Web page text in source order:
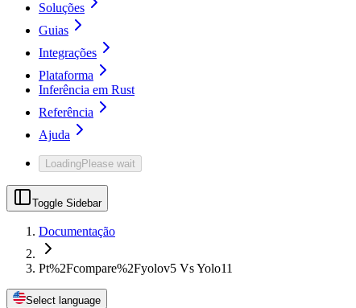
Soluções
Guias
Integrações
Plataforma
Inferência em Rust
Referência
Ajuda
LoadingPlease wait
Toggle Sidebar
Documentação
Pt%2Fcompare%2Fyolov5 Vs Yolo11
Select language